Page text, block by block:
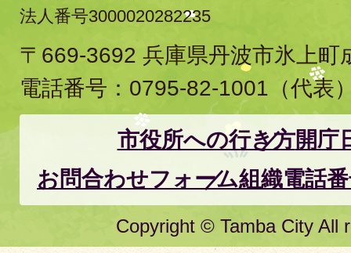
法人番号3000020282235
〒669-3692 兵庫県丹波市氷上町
電話番号： 0795-82-1001 （代表
市役所への行き方開庁
お問合わせフォーム組織電話
Copyright © Tamba City All